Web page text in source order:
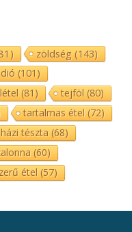
zöldség (143)
dió (101)
(81) tejföl (80)
tartalmas étel (72)
házi tészta (68)
(60)
étel (57)